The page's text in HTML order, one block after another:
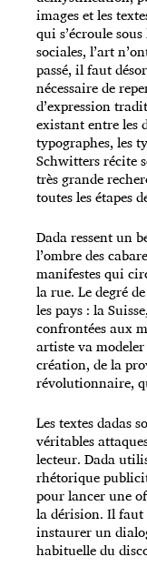
images et les
qui s’écroule
sociales, l’art
passé, il faut
nécessaire de
d’expression
existant entre les
typographes, les
Schwitters récite
très grande
toutes les étapes
Dada ressent un
l’ombre des
manifestes qui
la rue. Le degré
les pays : la
confrontées aux
artiste va
création, de la
révolutionnaire,
Les textes dadas
véritables
lecteur. Dada
rhétorique
pour lancer une
la dérision. Il
instaurer un
habituelle du